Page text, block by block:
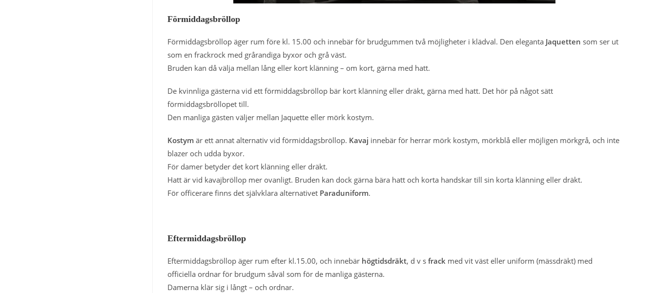
Förmiddagsbröllop
Förmiddagsbröllop äger rum före kl. 15.00 och innebär för brudgummen två möjligheter i klädval. Den eleganta Jaquetten som ser ut
som en frackrock med grårandiga byxor och grå väst.
Bruden kan då välja mellan lång eller kort klänning – om kort, gärna med hatt.
De kvinnliga gästerna vid ett förmiddagsbröllop bär kort klänning eller dräkt, gärna med hatt. Det hör på något sätt
förmiddagsbröllopet till.
Den manliga gästen väljer mellan Jaquette eller mörk kostym.
Kostym är ett annat alternativ vid förmiddagsbröllop. Kavaj innebär för herrar mörk kostym, mörkblå eller möjligen mörkgrå, och inte
blazer och udda byxor.
För damer betyder det kort klänning eller dräkt.
Hatt är vid kavajbröllop mer ovanligt. Bruden kan dock gärna bära hatt och korta handskar till sin korta klänning eller dräkt.
För officerare finns det självklara alternativet Paraduniform.
Eftermiddagsbröllop
Eftermiddagsbröllop äger rum efter kl.15.00, och innebär högtidsdräkt, d v s frack med vit väst eller uniform (mässdräkt) med
officiella ordnar för brudgum såväl som för de manliga gästerna.
Damerna klär sig i långt – och ordnar.